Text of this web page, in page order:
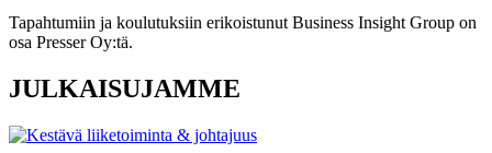
Tapahtumiin ja koulutuksiin erikoistunut Business Insight Group on
osa Presser Oy:tä.
JULKAISUJAMME